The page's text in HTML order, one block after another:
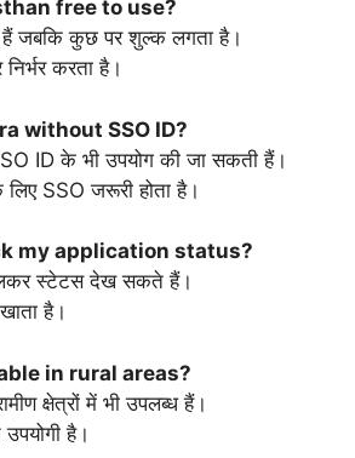
free to use?
हैं जबकि कुछ पर शुल्क लगता है।
करता है।
without SSO ID?
ID के भी उपयोग की जा सकती हैं।
SSO जरूरी होता है।
my application status?
स्टेटस देख सकते हैं।
है।
in rural areas?
क्षेत्रों में भी उपलब्ध हैं।
है।